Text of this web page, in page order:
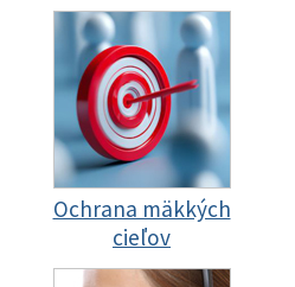
Ochrana mäkkých
cieľov